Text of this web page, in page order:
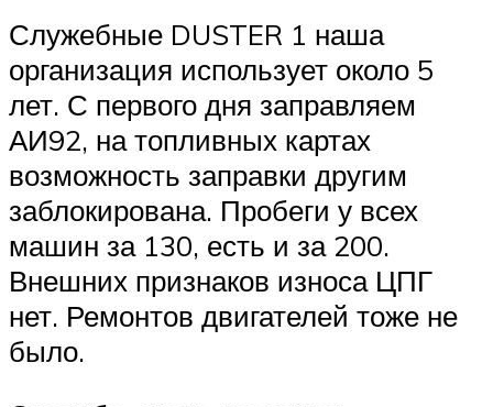
Служебные DUSTER 1 наша
организация использует около 5
лет. С первого дня заправляем
АИ92, на топливных картах
возможность заправки другим
заблокирована. Пробеги у всех
машин за 130, есть и за 200.
Внешних признаков износа ЦПГ
нет. Ремонтов двигателей тоже не
было.